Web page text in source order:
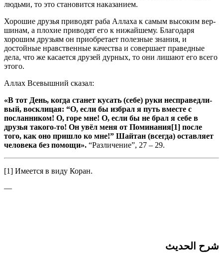
людьми, то это становится наказанием.
Хорошие друзья приводят раба Аллаха к самым высоким вер­
шинам, а плохие приводят его к нижайшему. Благодаря
хорошим друзьям он приобретает полезные знания, и
достойные нравствен­ные качества и совершает праведные
дела, что же касается друзей дурных, то они лишают его всего
этого.
Аллах Всевышний сказал:
«В тот День, когда станет кусать (себе) руки несправедли­
вый, восклицая: “О, если бы избрал я путь вместе с
посланни­ком! О, горе мне! О, если бы не брал я себе в
друзья тако­го-то! Он увёл меня от Поминания[1] после
того, как оно пришло ко мне!” Шайтан (всегда) оставляет
человека без по­мощи». “Различение”, 27 – 29.
[1] Имеется в виду Коран.
—
شرح الحديث